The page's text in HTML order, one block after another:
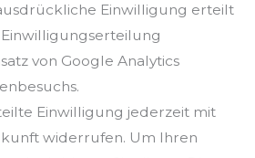
Einwilligung erteilt
Einwilligungserteilung
von Google Analytics
Einwilligung jederzeit mit
widerrufen. Um Ihren